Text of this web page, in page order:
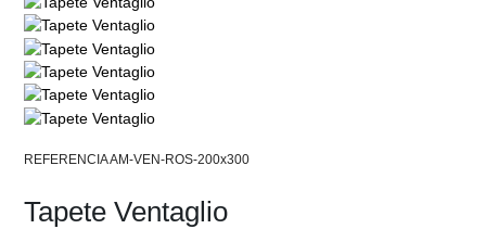
AM-VEN-ROS-200x300
Tapete Ventaglio